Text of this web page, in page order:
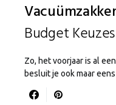
Budget Keuzes
Zo, het voorjaar is al
besluit je ook maar